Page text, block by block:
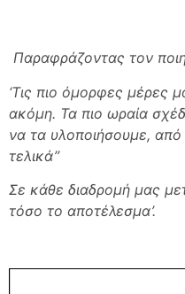
Παραφράζοντας τον
‘Τις πιο όμορφες μέρες
ακόμη. Τα πιο ωραία
να τα υλοποιήσουμε, από
τελικά’’
Σε κάθε διαδρομή μας
τόσο το αποτέλεσμα’.